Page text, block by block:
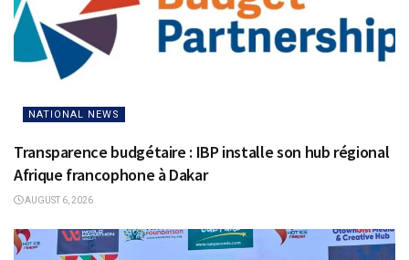
NATIONAL NEWS
Transparence budgétaire : IBP installe son hub régional
Afrique francophone à Dakar
AUGUST 6, 2026